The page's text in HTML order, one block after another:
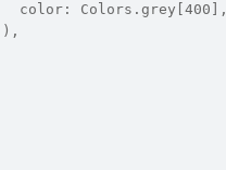
color: Colors.grey[400],